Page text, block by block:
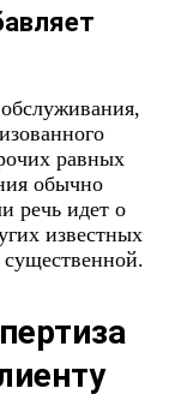
равных
обычно
речь идет о
известных
существенной.